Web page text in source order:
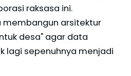
raksasa ini.
membangun arsitektur
desa" agar data
lagi sepenuhnya menjadi